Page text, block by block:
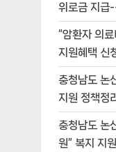
위로금 지급
“암환자 의
지원혜택 신
충청남도 논
지원 정책정
충청남도 논
원” 복지 지